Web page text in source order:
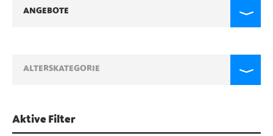
ANGEBOTE
ALTERSKATEGORIE
Aktive Filter